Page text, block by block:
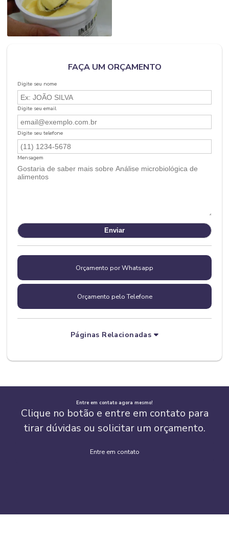
FAÇA UM ORÇAMENTO
Digite seu nome
Digite seu email
Digite seu telefone
Mensagem
Orçamento por Whatsapp
Orçamento pelo Telefone
Páginas Relacionadas
Entre em contato agora mesmo!
Clique no botão e entre em contato para
tirar dúvidas ou solicitar um orçamento.
Entre em contato